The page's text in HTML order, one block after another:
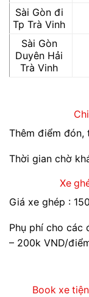
Sài Gòn đi
Tp Trà Vinh
Sài Gòn
Duyên Hải
Trà Vinh
Thêm điểm đón,
Thời gian chờ
Xe
Giá xe ghép :
Phụ phí cho các
– 200k VND/
Book xe